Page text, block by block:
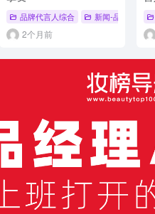
# 品牌代言人 # 卡姿兰 # 郭碧婷
品牌代言人综合 新闻-品牌代言人
2个月前